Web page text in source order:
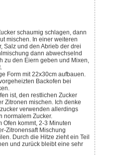
mischen. In einer weiteren
Salz und den Abrieb der drei
dann abwechselnd
zu den Eiern geben und Mixen,
Backofen bei
Zitronen mischen. Ich denke
verwenden allerdings
normalem Zucker.
Zitronensaft Mischung
Durch die Hitze zieht ein Teil
und zurück bleibt eine sehr